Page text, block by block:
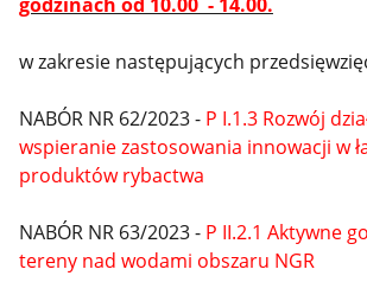
w zakresie następujących
NABÓR NR 62/2023 - P I.1.3 Rozwój
wspieranie zastosowania innowacji w
produktów rybactwa
NABÓR NR 63/2023 - P II.2.1 Aktywne
tereny nad wodami obszaru NGR